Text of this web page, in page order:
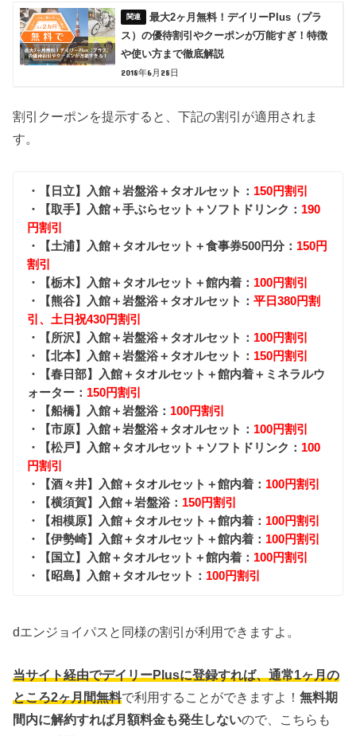
最大2ヶ月無料！デイリーPlus（プラ
ス）の優待割引やクーポンが万能すぎ！特徴
や使い方まで徹底解説
2018年6月28日
割引クーポンを提示すると、下記の割引が適用されま
す。
・【日立】入館＋岩盤浴＋タオルセット： 150円割引
・【取手】入館＋手ぶらセット＋ソフトドリンク： 190
円割引
・【土浦】入館＋タオルセット＋食事券500円分： 150円
割引
・【栃木】入館＋タオルセット＋館内着： 100円割引
・【熊谷】入館＋岩盤浴＋タオルセット：平日380円割
引、土日祝430円割引
・【所沢】入館＋岩盤浴＋タオルセット： 100円割引
・【北本】入館＋岩盤浴＋タオルセット： 150円割引
・【春日部】入館＋タオルセット＋館内着＋ミネラルウ
ォーター： 150円割引
・【船橋】入館＋岩盤浴： 100円割引
・【市原】入館＋岩盤浴＋タオルセット： 100円割引
・【松戸】入館＋タオルセット＋ソフトドリンク： 100
円割引
・【酒々井】入館＋タオルセット＋館内着： 100円割引
・【横須賀】入館＋岩盤浴： 150円割引
・【相模原】入館＋タオルセット＋館内着： 100円割引
・【伊勢崎】入館＋タオルセット＋館内着： 100円割引
・【国立】入館＋タオルセット＋館内着： 100円割引
・【昭島】入館＋タオルセット： 100円割引
dエンジョイパスと同様の割引が利用できますよ。
当サイト経由でデイリーPlusに登録すれば、通常1ヶ月の
ところ2ヶ月間無料で利用することができますよ！無料期
間内に解約すれば月額料金も発生しないので、こちらも